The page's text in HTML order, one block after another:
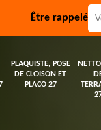
Être rappelé
PLAQUISTE, POSE
DE CLOISON ET
PLACO 27